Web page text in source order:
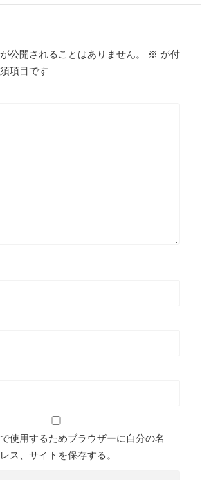
公開されることはありません。 ※ が付
項目です
使用するためブラウザーに自分の名
ス、サイトを保存する。